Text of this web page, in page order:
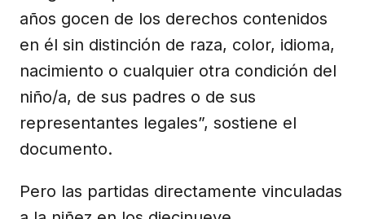
años gocen de los derechos contenidos
en él sin distinción de raza, color, idioma,
nacimiento o cualquier otra condición del
niño/a, de sus padres o de sus
representantes legales”, sostiene el
documento.
Pero las partidas directamente vinculadas